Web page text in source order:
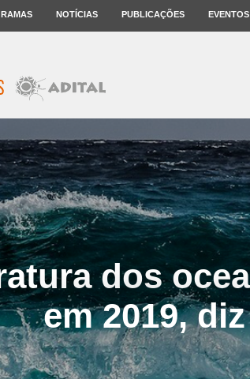
NOTÍCIAS PUBLICAÇÕES EVENTOS
dos
em 2019,